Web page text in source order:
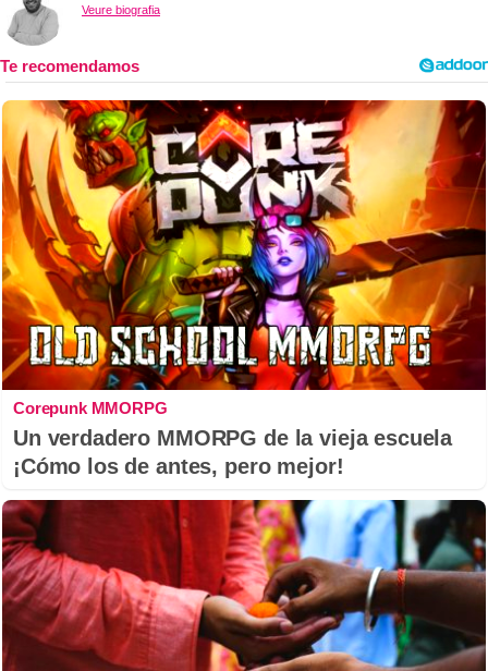
Veure biografia
Corepunk MMORPG
Un verdadero MMORPG de la vieja escuela
¡Cómo los de antes, pero mejor!